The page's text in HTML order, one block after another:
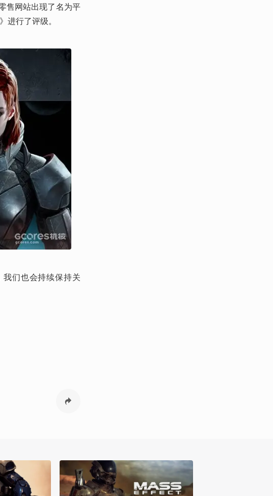
售网站出现了名为平
进行了评级。
们也会持续保持关